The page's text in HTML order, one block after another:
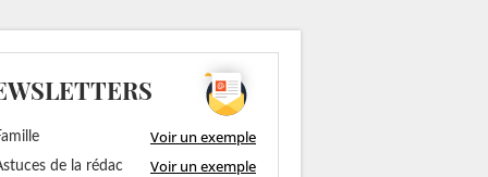
Voir un exemple
de la rédac Voir un exemple